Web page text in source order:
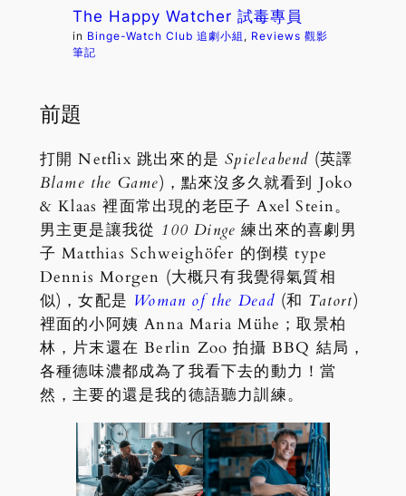
The Happy Watcher 試毒專員
in Binge-Watch Club 追劇小組 , Reviews 觀影
筆記
前題
打開 Netflix 跳出來的是Spieleabend (英譯
Blame the Game)，點來沒多久就看到 Joko
& Klaas 裡面常出現的老臣子 Axel Stein。
男主更是讓我從 100 Dinge 練出來的喜劇男
子 Matthias Schweighöfer 的倒模 type
Dennis Morgen (大概只有我覺得氣質相
似)，女配是 Woman of the Dead (和 Tatort)
裡面的小阿姨 Anna Maria Mühe；取景柏
林，片末還在 Berlin Zoo 拍攝 BBQ 結局，
各種德味濃都成為了我看下去的動力！當
然，主要的還是我的德語聽力訓練。